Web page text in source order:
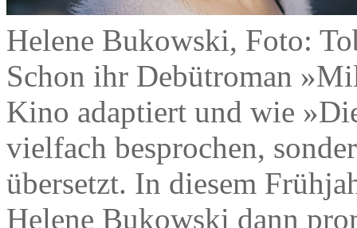
Helene Bukowski, Foto:
Schon ihr Debütroman
Kino adaptiert und wie
vielfach besprochen,
übersetzt. In diesem
Helene Bukowski dann